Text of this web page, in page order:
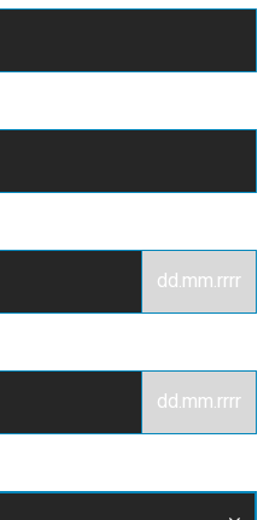
dd.mm.rrrr
dd.mm.rrrr